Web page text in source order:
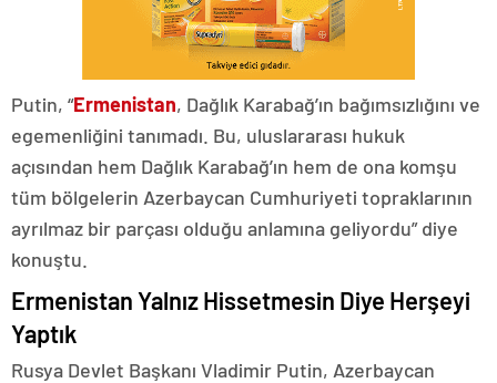
Putin, “Ermenistan, Dağlık Karabağ’ın bağımsızlığını ve
egemenliğini tanımadı. Bu, uluslararası hukuk
açısından hem Dağlık Karabağ’ın hem de ona komşu
tüm bölgelerin Azerbaycan Cumhuriyeti topraklarının
ayrılmaz bir parçası olduğu anlamına geliyordu” diye
konuştu.
Ermenistan Yalnız Hissetmesin Diye Herşeyi
Yaptık
Rusya Devlet Başkanı Vladimir Putin, Azerbaycan